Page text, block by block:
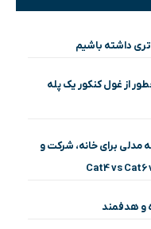
داشته باشیم
از غول کنکور یک پله
برای خانه، شرکت و
و هدفمند